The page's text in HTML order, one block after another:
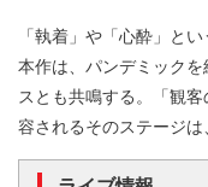
「執着」や「心酔」と
本作は、パンデミック
スとも共鳴する。「観
容されるそのステージは